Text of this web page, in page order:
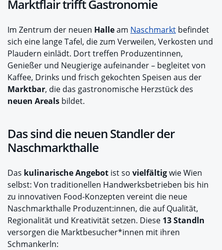
Marktflair trifft Gastronomie
Im Zentrum der neuen Halleam Naschmarkt befindet
sich eine lange Tafel, die zum Verweilen, Verkosten und
Plaudern einlädt. Dort treffen Produzentinnen,
Genießer und Neugierige aufeinander – begleitet von
Kaffee, Drinks und frisch gekochten Speisen aus der
Marktbar, die das gastronomische Herzstück des
neuen Areals bildet.
Das sind die neuen Standler der
Naschmarkthalle
Das kulinarische Angebot ist so vielfältigwie Wien
selbst: Von traditionellen Handwerksbetrieben bis hin
zu innovativen Food-Konzepten vereint die neue
Naschmarkthalle Produzent:innen, die auf Qualität,
Regionalität und Kreativität setzen. Diese 13 Standln
versorgen die Marktbesucher*innen mit ihren
Schmankerln: